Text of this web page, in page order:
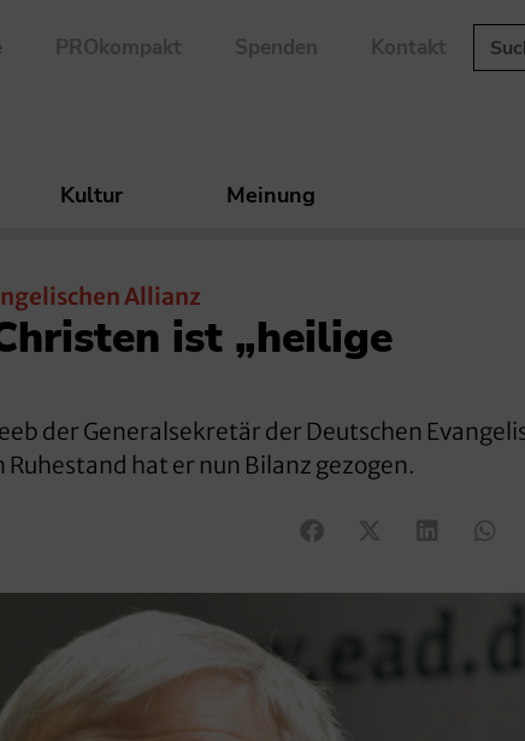
PROkompakt Spenden Kontakt
Kultur Meinung
Allianz
ist „heilige
der Generalsekretär der Deutschen
hat er nun Bilanz gezogen.